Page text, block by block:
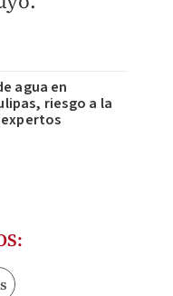
agua en
riesgo a la